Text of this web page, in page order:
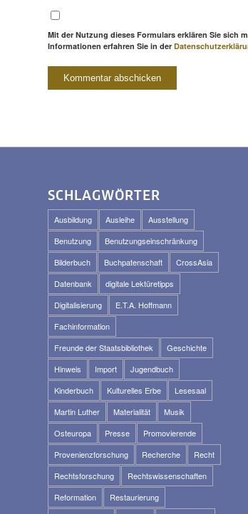
Mit der Nutzung dieses Formulars erklären Sie sich
Informationen erfahren Sie in der
SCHLAGWÖRTER
Ausbildung Ausleihe
Ausstellung
Benutzung
Benutzungseinschränkung
Bilderbuch
Buchpatenschaft
CrossAsia
Datenbank
digitale Lektüretipps
Digitalisierung
E.T.A. Hoffmann
Fachinformation
Freunde der Staatsbibliothek
Geschichte
Hinweis
Import
Jugendbuch
Kinderbuch
Kulturelles Erbe
Lesesaal
Martin Luther
Materialität
Musik
Osteuropa
Presse
Promovierende
Provenienzforschung
Recherche
Recht
Rechtsforschung
Rechtswissenschaften
Reformation
Restaurierung